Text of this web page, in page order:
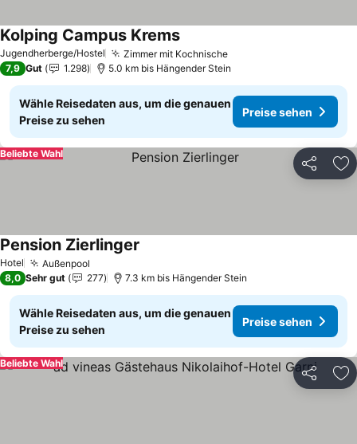
Jugendherberge/Hostel Zimmer mit KochnischePreise sehen
Kolping Campus KremsPreise sehen
7,9 Gut 1.298 5.0 km bis Hängender Stein
Wähle Reisedaten aus, um die genauen
Preise zu sehen
Preise sehen
Teilen
Beliebte Wahl
Hotel Außenpool
Pension Zierlinger
8,0 Sehr gut 277 7.3 km bis Hängender Stein
Wähle Reisedaten aus, um die genauen
Preise zu sehen
Preise sehen
Teilen
Beliebte Wahl